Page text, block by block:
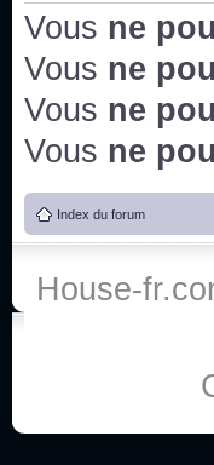
Vous ne
Vous ne
Vous ne
Vous ne
Index du forum
House-